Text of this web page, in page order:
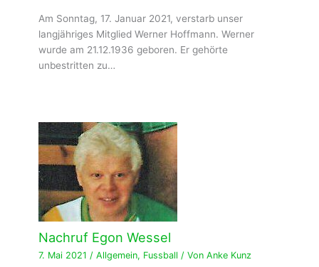
Am Sonntag, 17. Januar 2021, verstarb unser
langjähriges Mitglied Werner Hoffmann. Werner
wurde am 21.12.1936 geboren. Er gehörte
unbestritten zu…
Nachruf Egon Wessel
7. Mai 2021 /Allgemein, Fussball / VonAnke Kunz